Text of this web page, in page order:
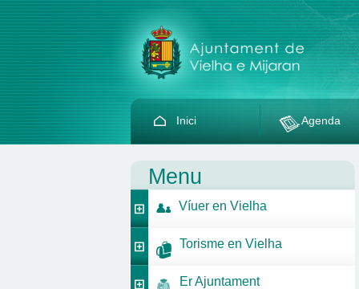
Inici Agenda
Menu
Víuer en Vielha
Torisme en Vielha
Er Ajuntament